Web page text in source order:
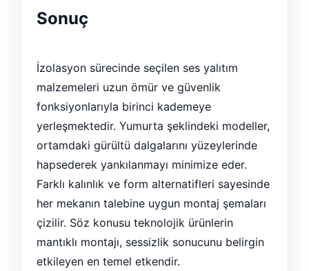
Sonuç
İzolasyon sürecinde seçilen ses yalıtım
malzemeleri uzun ömür ve güvenlik
fonksiyonlarıyla birinci kademeye
yerleşmektedir. Yumurta şeklindeki modeller,
ortamdaki gürültü dalgalarını yüzeylerinde
hapsederek yankılanmayı minimize eder.
Farklı kalınlık ve form alternatifleri sayesinde
her mekanın talebine uygun montaj şemaları
çizilir. Söz konusu teknolojik ürünlerin
mantıklı montajı, sessizlik sonucunu belirgin
etkileyen en temel etkendir.